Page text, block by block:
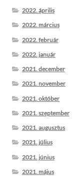
2022. április
2022. március
2022. február
2022. január
2021. december
2021. november
2021. október
2021. szeptember
2021. augusztus
2021. július
2021. június
2021. május